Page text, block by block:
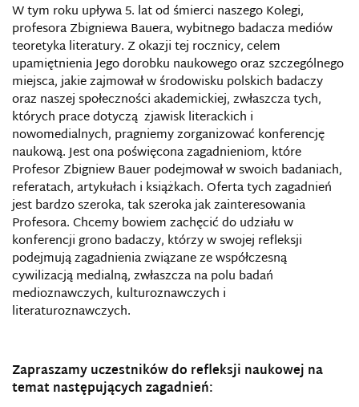
W tym roku upływa 5. lat od śmierci naszego Kolegi,
profesora Zbigniewa Bauera, wybitnego badacza mediów
teoretyka literatury. Z okazji tej rocznicy, celem
upamiętnienia Jego dorobku naukowego oraz szczególnego
miejsca, jakie zajmował w środowisku polskich badaczy
oraz naszej społeczności akademickiej, zwłaszcza tych,
których prace dotyczą zjawisk literackich i
nowomedialnych, pragniemy zorganizować konferencję
naukową. Jest ona poświęcona zagadnieniom, które
Profesor Zbigniew Bauer podejmował w swoich badaniach,
referatach, artykułach i książkach. Oferta tych zagadnień
jest bardzo szeroka, tak szeroka jak zainteresowania
Profesora. Chcemy bowiem zachęcić do udziału w
konferencji grono badaczy, którzy w swojej refleksji
podejmują zagadnienia związane ze współczesną
cywilizacją medialną, zwłaszcza na polu badań
medioznawczych, kulturoznawczych i
literaturoznawczych.
Zapraszamy uczestników do refleksji naukowej na
temat następujących zagadnień: